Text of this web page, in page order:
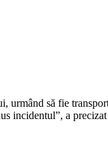
să fie
incidentul”, a